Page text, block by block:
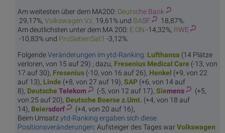
Am weitesten über dem MA200: Deutsche Bank
29,17%, Volkswagen Vz. 19,61% und BASF
18,87%.
Am deutlichsten unter dem MA 200: E. ON -14,32%, RWE
-10,83% und ProSiebenSat1 -3,12%.
FolgendeVeränderungen im ytd-Ranking: Lufthansa (14 Plätze
verloren, von 15 auf 29) ; dazu, Fresenius Medical Care (-13, von
17 auf 30), Fresenius (-10, von 16 auf 26), Henkel (+9, von 22
auf 13), Linde (+8, von 27 auf 19), SAP (+6, von 14 auf
8), Deutsche Telekom (-5, von 12 auf 17), Siemens
(+5,
von 25 auf 20), Deutsche Boerse z.Umt. (+4, von 18 auf
14), Beiersdorf
(+4, von 20 auf 16),
Beim Umsatzytd-Ranking ergaben sich diese
Positionsveränderungen: Aufsteiger des Tages warVolkswagen